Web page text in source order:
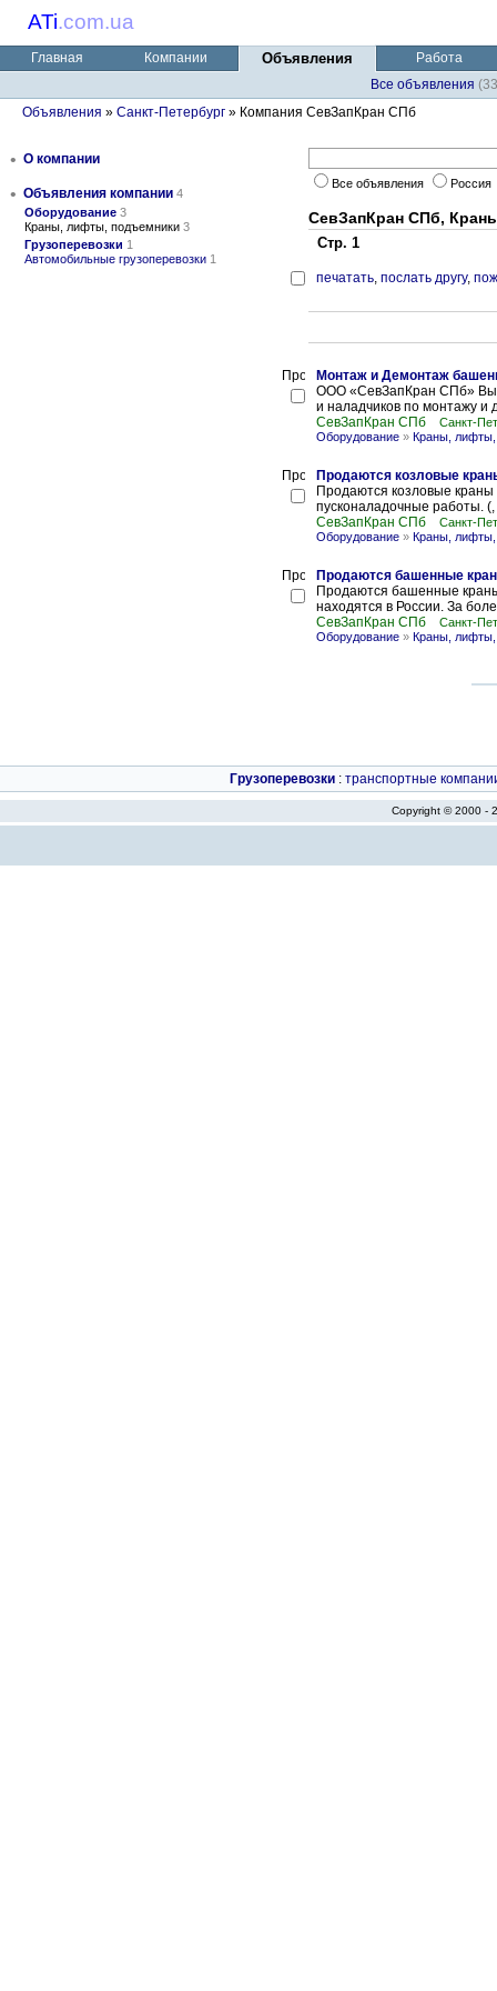
ATi.com.ua
Главная Компании Объявления
Работа
Все объявления
Объявления » Санкт-Петербург » Компания СевЗапКран СПб
• О компании
• Объявления компании 4
Оборудование 3
Краны, лифты, подъемники 3
Грузоперевозки 1
Автомобильные грузоперевозки 1
Все объявления Россия
СевЗапКран СПб,
Стр. 1
печатать, послать другу,
Монтаж и Демонтаж
ООО «СевЗапКран СПб»
и наладчиков по монтажу и
СевЗапКран СПб
Санкт-
Оборудование » Краны,
Продаются козловые
Продаются козловые
пусконаладочные работы.
СевЗапКран СПб
Санкт-
Оборудование » Краны,
Продаются башенные
Продаются башенные
находятся в России. За
СевЗапКран СПб
Санкт-
Оборудование » Краны,
Грузоперевозки : транспортные
Copyright © 2000 -